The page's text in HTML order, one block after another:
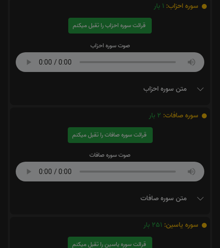
سوره احزاب: 1 بار
قرائت سوره احزاب را تقبل میکنم
صوت سوره احزاب
متن سوره احزاب
سوره صافات: 2 بار
قرائت سوره صافات را تقبل میکنم
صوت سوره صافات
متن سوره صافات
سوره یاسین: 251 بار
قرائت سوره یاسین را تقبل میکنم